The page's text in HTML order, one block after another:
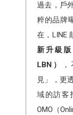
過去，戶
粹的品牌
在，LINE
新升級版
LBN）
見」，更
域的訪客
OMO（